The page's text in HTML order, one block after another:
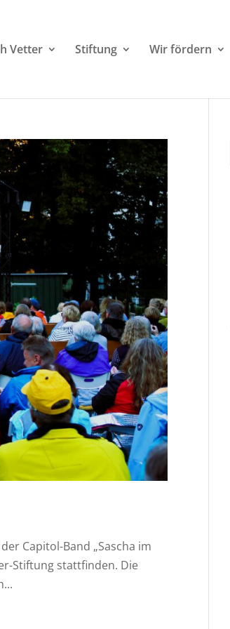
Vetter Stiftung Wir fördern
Capitol-Band „Sascha im
Stiftung stattfinden. Die